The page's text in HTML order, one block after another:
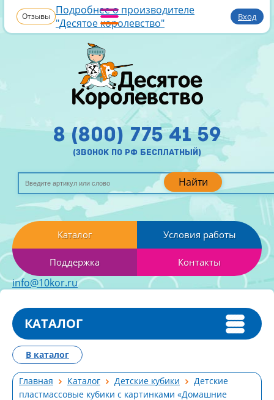
Отзывы Подробнее о производителе
"Десятое королевство"
Вход
Найти
8 (800) 775 41 59
(звонок по рф бесплатный)
Каталог Условия работы
Поддержка Контакты
info@10kor.ru
КАТАЛОГ
Главная Каталог Детские кубики
Детские
пластмассовые кубики с картинками «Домашние
В каталог